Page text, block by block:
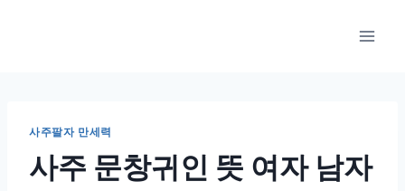
사주팔자 만세력
사주 문창귀인 뜻 여자 남자